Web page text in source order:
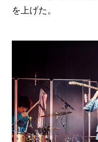
を上げた。